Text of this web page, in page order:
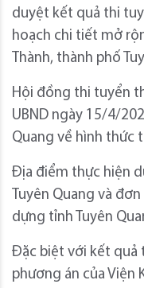
duyệt kết quả thi
hoạch chi tiết mở
Thành, thành phố
Hội đồng thi tuyển
UBND ngày 15/4/
Quang về hình thức
Địa điểm thực hiện
Tuyên Quang và
dựng tỉnh Tuyên
Đặc biệt với kết quả
phương án của Viện